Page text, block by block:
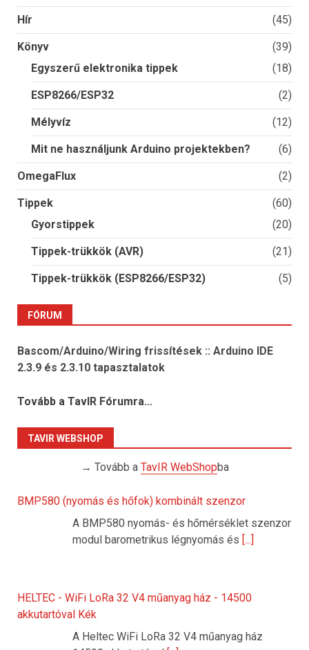
Hír (45)
Könyv
(39)
Egyszerű elektronika tippek
(18)
ESP8266/ESP32 (2)
Mélyvíz (12)
Mit ne használjunk Arduino projektekben? (6)
OmegaFlux (2)
Tippek
(60)
Gyorstippek
(20)
Tippek-trükkök (AVR) (21)
Tippek-trükkök (ESP8266/ESP32) (5)
FÓRUM
Bascom/Arduino/Wiring frissítések :: Arduino IDE
2.3.9 és 2.3.10 tapasztalatok
Tovább a TavIR Fórumra...
TAVIR WEBSHOP
→ Tovább a TavIR WebShopba
BMP580 (nyomás és hőfok) kombinált szenzor
A BMP580 nyomás- és hőmérséklet szenzor
modul barometrikus légnyomás és [...]
HELTEC - WiFi LoRa 32 V4 műanyag ház - 14500
akkutartóval Kék
A Heltec WiFi LoRa 32 V4 műanyag ház